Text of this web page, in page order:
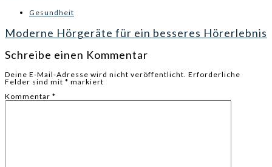
Gesundheit
Moderne Hörgeräte für ein besseres Hörerlebnis
Schreibe einen Kommentar
Deine E-Mail-Adresse wird nicht veröffentlicht. Erforderliche
Felder sind mit * markiert
Kommentar *